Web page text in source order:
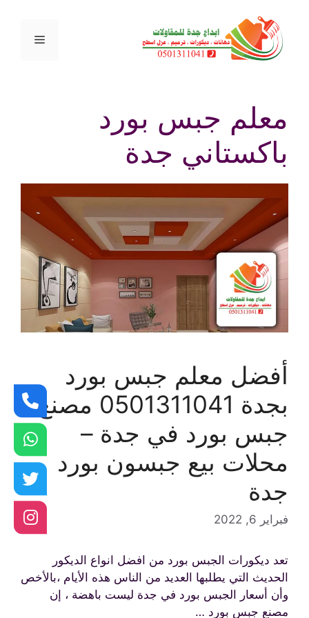
المحتوى
القائمة
معلم جبس بورد
باكستاني جدة
أفضل معلم جبس بورد
بجدة 0501311041 مصنع
جبس بورد في جدة –
محلات بيع جبسون بورد
جدة
فبراير 6, 2022
تعد ديكورات الجبس بورد من افضل انواع الديكور
الحديث التي يطلبها العديد من الناس هذه الأيام ،بالأخص
وأن أسعار الجبس بورد في جدة ليست باهضة ، إن
مصنع جبس بورد …